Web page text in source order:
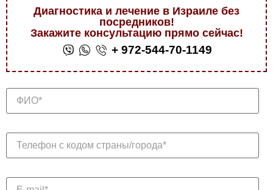
Диагностика и лечение в Израиле без
посредников!
Закажите консультацию прямо сейчас!
+ 972-544-70-1149